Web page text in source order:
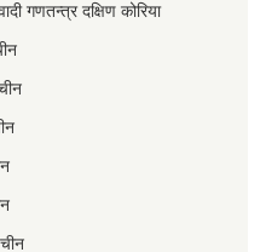
गणतन्त्र दक्षिण कोरिया